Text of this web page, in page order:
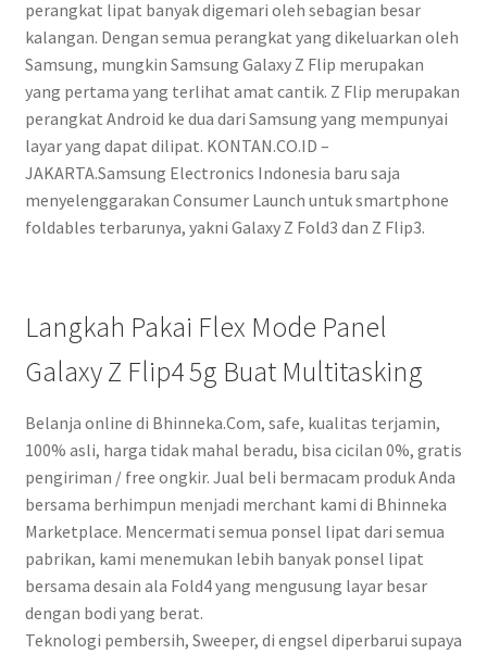
perangkat lipat banyak digemari oleh sebagian besar
kalangan. Dengan semua perangkat yang dikeluarkan oleh
Samsung, mungkin Samsung Galaxy Z Flip merupakan
yang pertama yang terlihat amat cantik. Z Flip merupakan
perangkat Android ke dua dari Samsung yang mempunyai
layar yang dapat dilipat. KONTAN.CO.ID –
JAKARTA.Samsung Electronics Indonesia baru saja
menyelenggarakan Consumer Launch untuk smartphone
foldables terbarunya, yakni Galaxy Z Fold3 dan Z Flip3.
Langkah Pakai Flex Mode Panel
Galaxy Z Flip4 5g Buat Multitasking
Belanja online di Bhinneka.Com, safe, kualitas terjamin,
100% asli, harga tidak mahal beradu, bisa cicilan 0%, gratis
pengiriman / free ongkir. Jual beli bermacam produk Anda
bersama berhimpun menjadi merchant kami di Bhinneka
Marketplace. Mencermati semua ponsel lipat dari semua
pabrikan, kami menemukan lebih banyak ponsel lipat
bersama desain ala Fold4 yang mengusung layar besar
dengan bodi yang berat.
Teknologi pembersih, Sweeper, di engsel diperbarui supaya